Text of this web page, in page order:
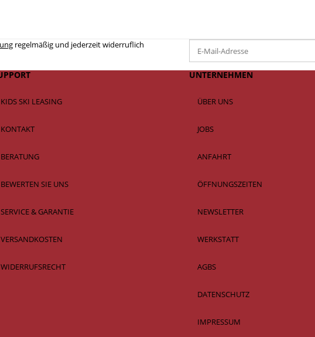
regelmäßig und jederzeit widerruflich
KIDS SKI LEASING
KONTAKT
BERATUNG
BEWERTEN SIE UNS
SERVICE & GARANTIE
VERSANDKOSTEN
WIDERRUFSRECHT
UNTERNEHMEN
ÜBER UNS
JOBS
ANFAHRT
ÖFFNUNGSZEITEN
NEWSLETTER
WERKSTATT
AGBS
DATENSCHUTZ
IMPRESSUM